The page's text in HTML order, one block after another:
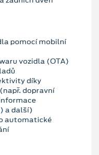
pomocí mobilní
vozidla (OTA)
díky
dopravní
a další)
automatické